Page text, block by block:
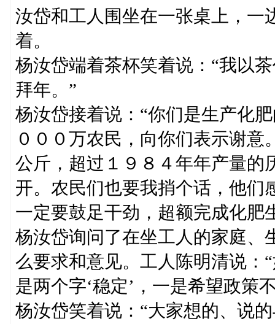
汝岱和工人围坐在一张桌上，一
着。
杨汝岱端着茶杯笑着说：“我以
拜年。”
杨汝岱接着说：“你们是生产化
０００万农民，向你们表示谢
公斤，超过１９８４年年产量的
开。农民们也要我捎个话，他们
一定要鼓足干劲，超额完成化肥
杨汝岱询问了在坐工人的家庭、
么要求和意见。工人陈明清说：
是两个字‘稳定’，一是希望政策
杨汝岱笑着说：“大家想的、说